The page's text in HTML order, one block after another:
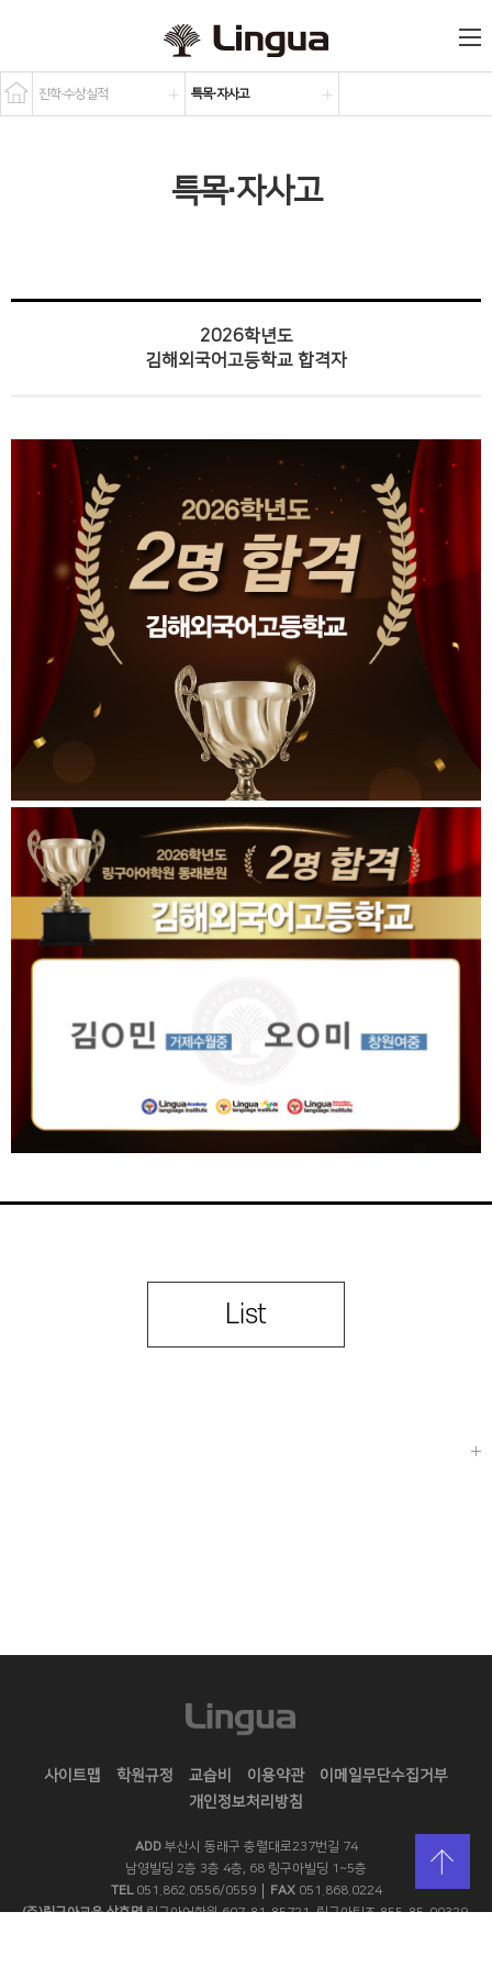
진학·수상실적 특목·자사고
특목·자사고
2026학년도
김해외국어고등학교 합격자
사이트맵 학원규정 교습비 이용약관
이메일무단수집거부
개인정보처리방침
ADD부산시 동래구 충렬대로237번길 74
남영빌딩 2층 3층 4층, 68 링구아빌딩 1~5층
TEL051.862.0556/0559 FAX051.868.0224
(주)링구아교육 상호명링구아어학원 607-81-85721, 링구아틴즈 855-85-00329,